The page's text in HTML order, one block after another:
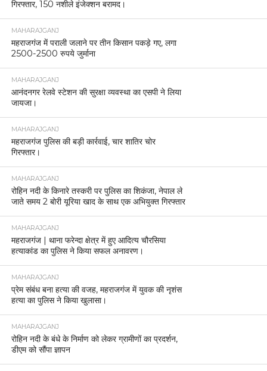
गिरफ्तार, 150 नशीले इंजेक्शन बरामद।
MAHARAJGANJ
महराजगंज में पराली जलाने पर तीन किसान पकड़े गए, लगा
2500-2500 रुपये जुर्माना
MAHARAJGANJ
आनंदनगर रेलवे स्टेशन की सुरक्षा व्यवस्था का एसपी ने लिया
जायजा।
MAHARAJGANJ
महराजगंज पुलिस की बड़ी कार्रवाई, चार शातिर चोर
गिरफ्तार।
MAHARAJGANJ
रोहिन नदी के किनारे तस्करी पर पुलिस का शिकंजा, नेपाल ले
जाते समय 2 बोरी यूरिया खाद के साथ एक अभियुक्त गिरफ्तार
MAHARAJGANJ
महराजगंज | थाना फरेन्दा क्षेत्र में हुए आदित्य चौरसिया
हत्याकांड का पुलिस ने किया सफल अनावरण।
MAHARAJGANJ
प्रेम संबंध बना हत्या की वजह, महराजगंज में युवक की नृशंस
हत्या का पुलिस ने किया खुलासा।
MAHARAJGANJ
रोहिन नदी के बंधे के निर्माण को लेकर ग्रामीणों का प्रदर्शन,
डीएम को सौंपा ज्ञापन